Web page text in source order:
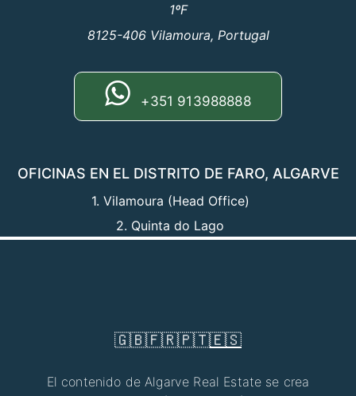
1ºF
8125-406 Vilamoura, Portugal
+351 913988888
OFICINAS EN EL DISTRITO DE FARO, ALGARVE
1. Vilamoura (Head Office)
2. Quinta do Lago
🇬🇧🇫🇷🇵🇹🇪🇸
El contenido de Algarve Real Estate se crea